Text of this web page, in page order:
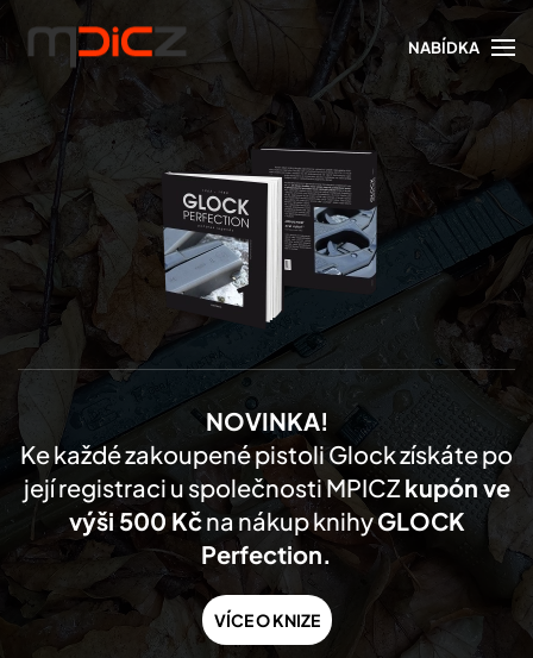
Skip to main content
NABÍDKA
NOVINKA!
Ke každé zakoupené pistoli Glock získáte po
její registraci u společnosti MPICZkupón ve
výši 500 Kčna nákup knihyGLOCK
Perfection.
VÍCE O KNIZE